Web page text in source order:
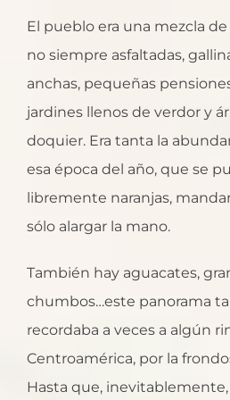
El pueblo era una mezcla de
no siempre asfaltadas,
anchas, pequeñas
jardines llenos de verdor y
doquier. Era tanta la
esa época del año, que se
libremente naranjas,
sólo alargar la mano.
También hay aguacates,
chumbos…este panorama
recordaba a veces a algún
Centroamérica, por la
Hasta que,